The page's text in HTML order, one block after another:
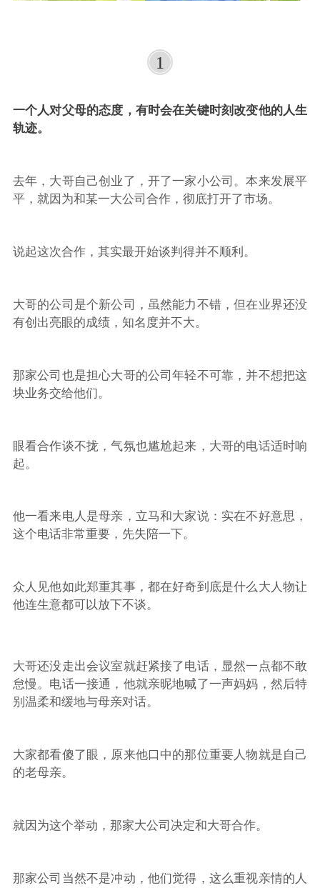
1
一个人对父母的态度，有时会在关键时刻改变他的人生
轨迹。
去年，大哥自己创业了，开了一家小公司。本来发展平
平，就因为和某一大公司合作，彻底打开了市场。
说起这次合作，其实最开始谈判得并不顺利。
大哥的公司是个新公司，虽然能力不错，但在业界还没
有创出亮眼的成绩，知名度并不大。
那家公司也是担心大哥的公司年轻不可靠，并不想把这
块业务交给他们。
眼看合作谈不拢，气氛也尴尬起来，大哥的电话适时响
起。
他一看来电人是母亲，立马和大家说：实在不好意思，
这个电话非常重要，先失陪一下。
众人见他如此郑重其事，都在好奇到底是什么大人物让
他连生意都可以放下不谈。
大哥还没走出会议室就赶紧接了电话，显然一点都不敢
怠慢。电话一接通，他就亲昵地喊了一声妈妈，然后特
别温柔和缓地与母亲对话。
大家都看傻了眼，原来他口中的那位重要人物就是自己
的老母亲。
就因为这个举动，那家大公司决定和大哥合作。
那家公司当然不是冲动，他们觉得，这么重视亲情的人